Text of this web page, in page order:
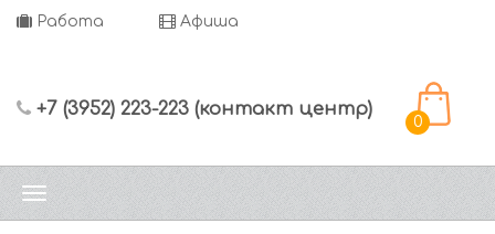
Работа
Афиша
+7 (3952) 223-223 (контакт центр)
0